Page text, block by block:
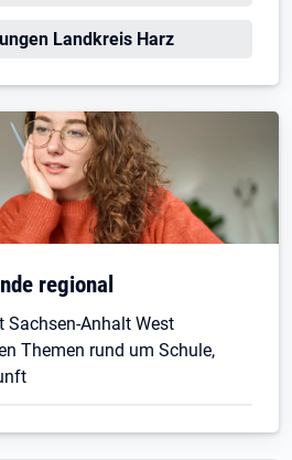
Landkreis Harz
regional
Sachsen-Anhalt West
Themen rund um Schule,